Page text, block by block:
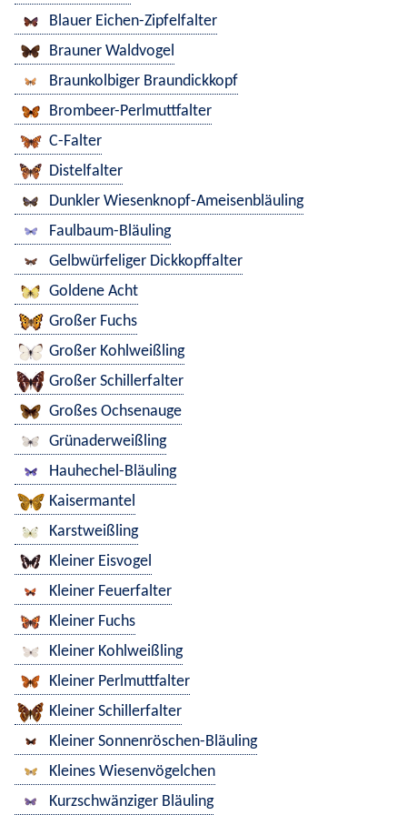
Blauer Eichen-Zipfelfalter
Brauner Waldvogel
Braunkolbiger Braundickkopf
Brombeer-Perlmuttfalter
C-Falter
Distelfalter
Dunkler Wiesenknopf-Ameisenbläuling
Faulbaum-Bläuling
Gelbwürfeliger Dickkopffalter
Goldene Acht
Großer Fuchs
Großer Kohlweißling
Großer Schillerfalter
Großes Ochsenauge
Grünaderweißling
Hauhechel-Bläuling
Kaisermantel
Karstweißling
Kleiner Eisvogel
Kleiner Feuerfalter
Kleiner Fuchs
Kleiner Kohlweißling
Kleiner Perlmuttfalter
Kleiner Schillerfalter
Kleiner Sonnenröschen-Bläuling
Kleines Wiesenvögelchen
Kurzschwänziger Bläuling